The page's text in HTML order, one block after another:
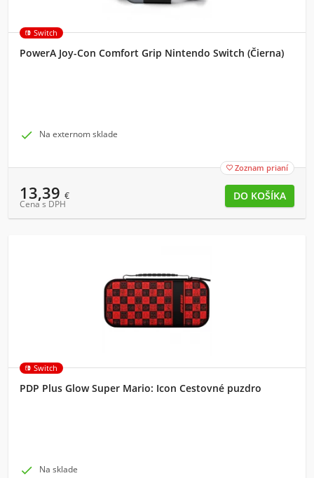
Switch
PowerA Joy-Con Comfort Grip Nintendo Switch (Čierna)
 Na externom sklade
 Zoznam prianí
13,39 €
Cena s DPH
Switch
PDP Plus Glow Super Mario: Icon Cestovné puzdro
 Na sklade